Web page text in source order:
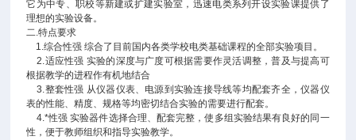
它为中专、职校等新建或扩建实验室，迅速电类系列开设实验课提供了
理想的实验设备。
二.特点要求
1.综合性强 综合了目前国内各类学校电类基础课程的全部实验项目。
2.适应性强 实验的深度与广度可根据需要作灵活调整，普及与提高可
根据教学的进程作有机地结合
3.整套性强 从仪器仪表、电源到实验连接导线等均配套齐全，仪器仪
表的性能、精度、规格等均密切结合实验的需要进行配套。
4.*性强 实验器件选择合理、配套完整，使多组实验结果有良好的同一
性，便于教师组织和指导实验教学。